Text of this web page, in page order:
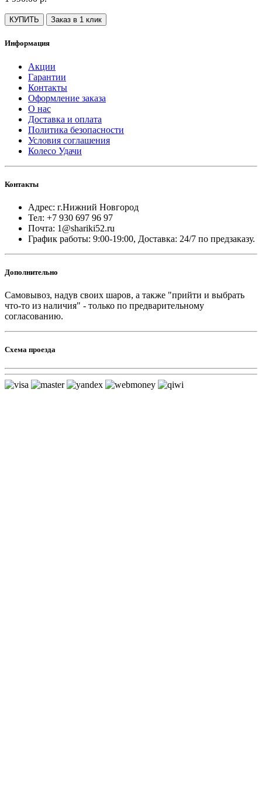
КУПИТЬ Заказ в 1 клик
Информация
Акции
Гарантии
Контакты
Оформление заказа
О нас
Доставка и оплата
Политика безопасности
Условия соглашения
Колесо Удачи
Контакты
Адрес: г.Нижний Новгород
Тел: +7 930 697 96 97
Почта: 1@shariki52.ru
График работы: 9:00-19:00, Доставка: 24/7 по предзаказу.
Дополнительно
Самовывоз, надув своих шаров, а также "прийти и выбрать
что-то из наличия" - только по предварительному
согласованию.
Схема проезда